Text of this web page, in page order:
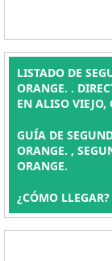
LISTADO DE
ORANGE. .
EN ALISO VIEJO,
GUÍA DE
ORANGE. ,
ORANGE.
¿CÓMO